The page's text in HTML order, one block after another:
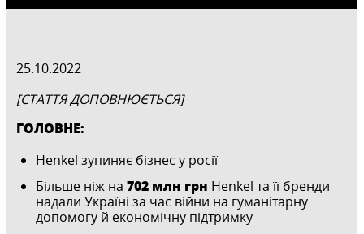
25.10.2022
[СТАТТЯ ДОПОВНЮЄТЬСЯ]
ГОЛОВНЕ:
Henkel зупиняє бізнес у росії
Більше ніж на 702 млн грн Henkel та її бренди
надали Україні за час війни на гуманітарну
допомогу й економічну підтримку